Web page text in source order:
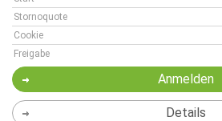
Stornoquote
Cookie
Freigabe
Anmelden
Details